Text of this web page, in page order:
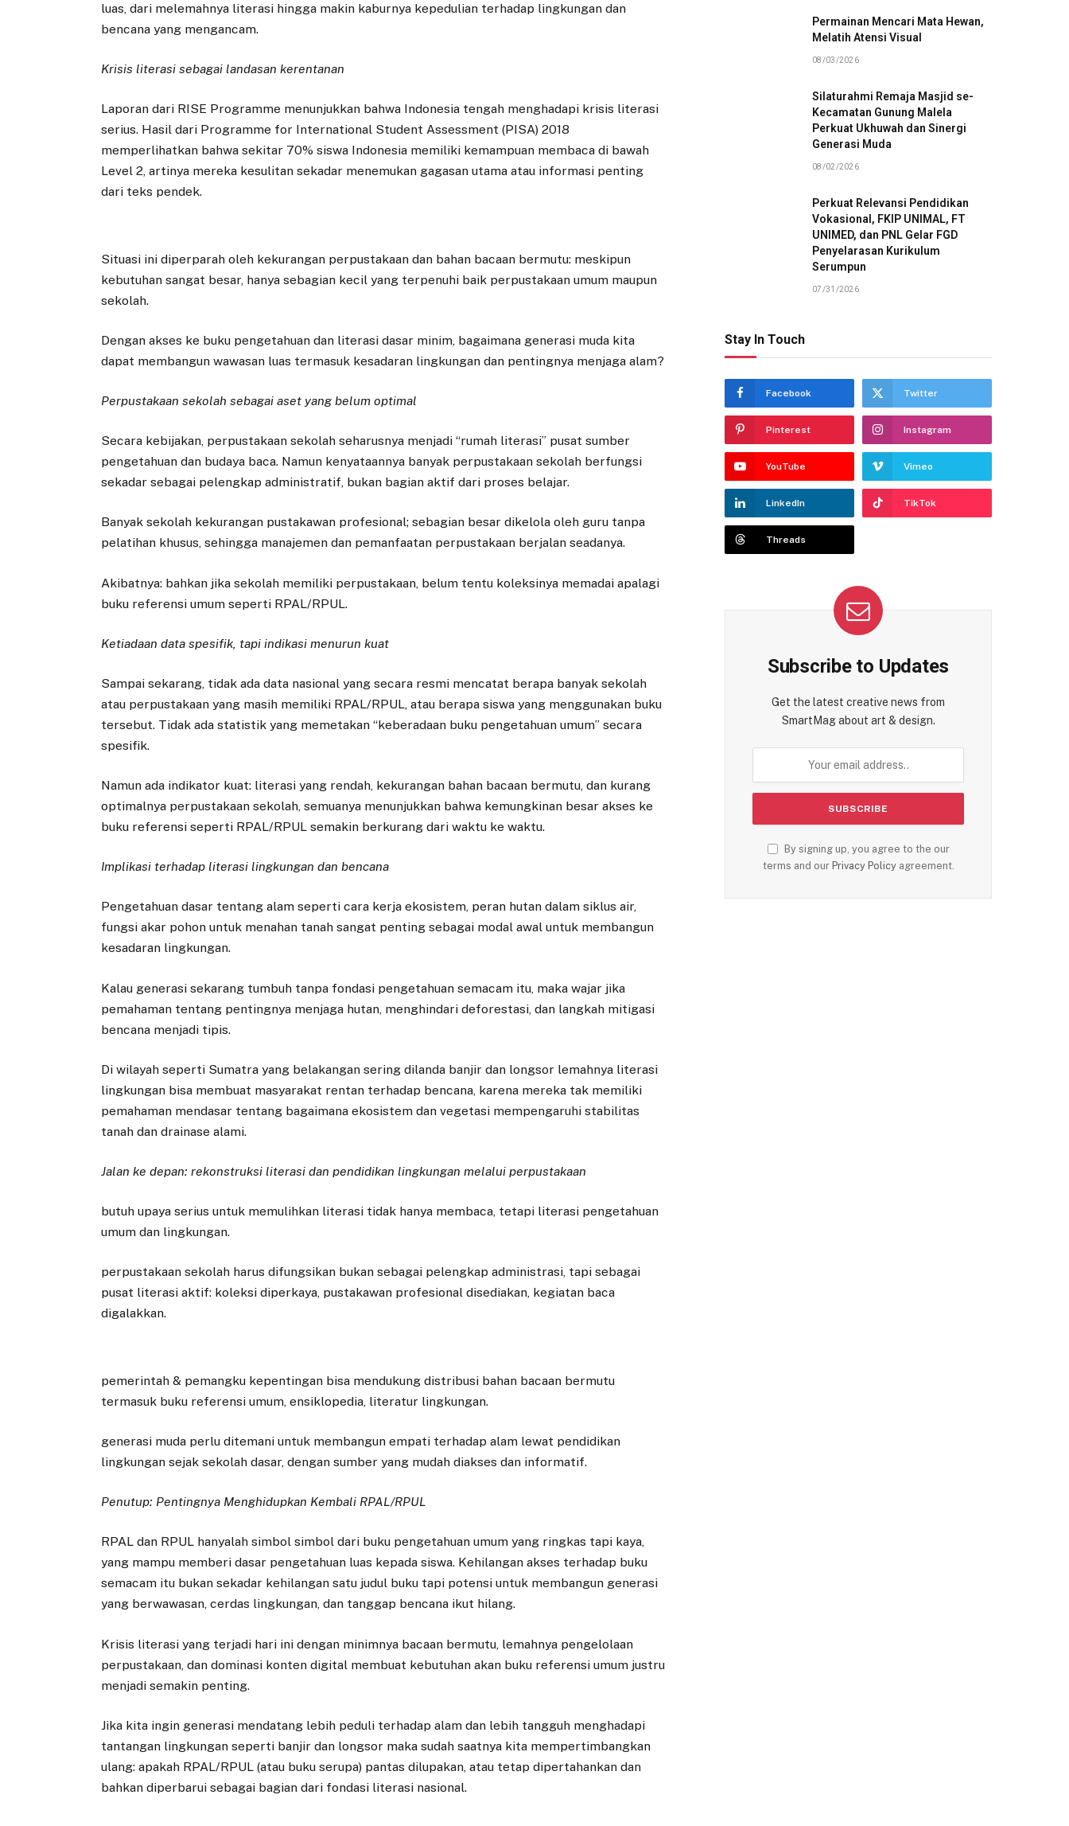
luas, dari melemahnya literasi hingga makin kaburnya kepedulian terhadap lingkungan dan
bencana yang mengancam.
Krisis literasi sebagai landasan kerentanan
Laporan dari RISE Programme menunjukkan bahwa Indonesia tengah menghadapi krisis literasi
serius. Hasil dari Programme for International Student Assessment (PISA) 2018
memperlihatkan bahwa sekitar 70% siswa Indonesia memiliki kemampuan membaca di bawah
Level 2, artinya mereka kesulitan sekadar menemukan gagasan utama atau informasi penting
dari teks pendek.
Situasi ini diperparah oleh kekurangan perpustakaan dan bahan bacaan bermutu: meskipun
kebutuhan sangat besar, hanya sebagian kecil yang terpenuhi baik perpustakaan umum maupun
sekolah.
Dengan akses ke buku pengetahuan dan literasi dasar minim, bagaimana generasi muda kita
dapat membangun wawasan luas termasuk kesadaran lingkungan dan pentingnya menjaga alam?
Perpustakaan sekolah sebagai aset yang belum optimal
Secara kebijakan, perpustakaan sekolah seharusnya menjadi “rumah literasi” pusat sumber
pengetahuan dan budaya baca. Namun kenyataannya banyak perpustakaan sekolah berfungsi
sekadar sebagai pelengkap administratif, bukan bagian aktif dari proses belajar.
Banyak sekolah kekurangan pustakawan profesional; sebagian besar dikelola oleh guru tanpa
pelatihan khusus, sehingga manajemen dan pemanfaatan perpustakaan berjalan seadanya.
Akibatnya: bahkan jika sekolah memiliki perpustakaan, belum tentu koleksinya memadai apalagi
buku referensi umum seperti RPAL/RPUL.
Ketiadaan data spesifik, tapi indikasi menurun kuat
Sampai sekarang, tidak ada data nasional yang secara resmi mencatat berapa banyak sekolah
atau perpustakaan yang masih memiliki RPAL/RPUL, atau berapa siswa yang menggunakan buku
tersebut. Tidak ada statistik yang memetakan “keberadaan buku pengetahuan umum” secara
spesifik.
Namun ada indikator kuat: literasi yang rendah, kekurangan bahan bacaan bermutu, dan kurang
optimalnya perpustakaan sekolah, semuanya menunjukkan bahwa kemungkinan besar akses ke
buku referensi seperti RPAL/RPUL semakin berkurang dari waktu ke waktu.
Implikasi terhadap literasi lingkungan dan bencana
Pengetahuan dasar tentang alam seperti cara kerja ekosistem, peran hutan dalam siklus air,
fungsi akar pohon untuk menahan tanah sangat penting sebagai modal awal untuk membangun
kesadaran lingkungan.
Kalau generasi sekarang tumbuh tanpa fondasi pengetahuan semacam itu, maka wajar jika
pemahaman tentang pentingnya menjaga hutan, menghindari deforestasi, dan langkah mitigasi
bencana menjadi tipis.
Di wilayah seperti Sumatra yang belakangan sering dilanda banjir dan longsor lemahnya literasi
lingkungan bisa membuat masyarakat rentan terhadap bencana, karena mereka tak memiliki
pemahaman mendasar tentang bagaimana ekosistem dan vegetasi mempengaruhi stabilitas
tanah dan drainase alami.
Jalan ke depan: rekonstruksi literasi dan pendidikan lingkungan melalui perpustakaan
butuh upaya serius untuk memulihkan literasi tidak hanya membaca, tetapi literasi pengetahuan
umum dan lingkungan.
perpustakaan sekolah harus difungsikan bukan sebagai pelengkap administrasi, tapi sebagai
pusat literasi aktif: koleksi diperkaya, pustakawan profesional disediakan, kegiatan baca
digalakkan.
pemerintah & pemangku kepentingan bisa mendukung distribusi bahan bacaan bermutu
termasuk buku referensi umum, ensiklopedia, literatur lingkungan.
generasi muda perlu ditemani untuk membangun empati terhadap alam lewat pendidikan
lingkungan sejak sekolah dasar, dengan sumber yang mudah diakses dan informatif.
Penutup: Pentingnya Menghidupkan Kembali RPAL/RPUL
RPAL dan RPUL hanyalah simbol simbol dari buku pengetahuan umum yang ringkas tapi kaya,
yang mampu memberi dasar pengetahuan luas kepada siswa. Kehilangan akses terhadap buku
semacam itu bukan sekadar kehilangan satu judul buku tapi potensi untuk membangun generasi
yang berwawasan, cerdas lingkungan, dan tanggap bencana ikut hilang.
Krisis literasi yang terjadi hari ini dengan minimnya bacaan bermutu, lemahnya pengelolaan
perpustakaan, dan dominasi konten digital membuat kebutuhan akan buku referensi umum justru
menjadi semakin penting.
Jika kita ingin generasi mendatang lebih peduli terhadap alam dan lebih tangguh menghadapi
tantangan lingkungan seperti banjir dan longsor maka sudah saatnya kita mempertimbangkan
ulang: apakah RPAL/RPUL (atau buku serupa) pantas dilupakan, atau tetap dipertahankan dan
bahkan diperbarui sebagai bagian dari fondasi literasi nasional.
Permainan Mencari Mata Hewan,
Melatih Atensi Visual
08/03/2026
Silaturahmi Remaja Masjid se-
Kecamatan Gunung Malela
Perkuat Ukhuwah dan Sinergi
Generasi Muda
08/02/2026
Perkuat Relevansi Pendidikan
Vokasional, FKIP UNIMAL, FT
UNIMED, dan PNL Gelar FGD
Penyelarasan Kurikulum
Serumpun
07/31/2026
Stay In Touch
Facebook Twitter
Pinterest Instagram
YouTube Vimeo
LinkedIn TikTok
Threads
Subscribe to Updates
Get the latest creative news from
SmartMag about art & design.
By signing up, you agree to the our
terms and our Privacy Policyagreement.